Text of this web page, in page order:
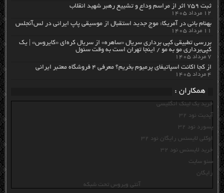
ثبت ۷۵۹ اثر از مراسم وداع و تشییع رهبر شهید انقلاب
۱۲ مرداد ۱۴۰۵
بهنام بانی در آمریکا: موج جدید استقبال از موسیقی پاپ ایرانی در لس‌آنجلس
۱۱ مرداد ۱۴۰۵
بررسی تطبیقی کپی برداری سریال «ساهره» از سریال کره‌ای «کایروس» | یک
کپی‌برداری مو به مو / اینجا تهران است به وقت سئول
۷ مرداد ۱۴۰۵
از کجا اکانت اسپاتیفای پرمیوم بخریم؟ معرفی ۴ فروشگاه معتبر ایرانی
۴ مرداد ۱۴۰۵
همکاران :
خرید بک لینک انگلیسی
آپدیت نود 32
پسورد نود 32
اوکلی لایسنس رایگان نود 32
خرید لایسنس نود 32
سئو سایت
رایگان
آنتی ویروس تحت شبکه